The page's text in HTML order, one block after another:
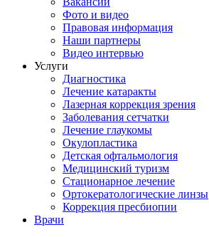
Фото и видео
Правовая информация
Наши партнеры
Видео интервью
Услуги
Диагностика
Лечение катаракты
Лазерная коррекция зрения
Заболевания сетчатки
Лечение глаукомы
Окулопластика
Детская офтальмология
Медицинский туризм
Стационарное лечение
Ортокератологические линзы
Коррекция пресбиопии
Врачи